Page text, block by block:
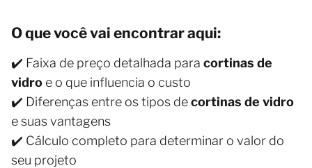
O que você vai encontrar aqui:
✔️ Faixa de preço detalhada para cortinas de
vidro e o que influencia o custo
✔️ Diferenças entre os tipos decortinas de vidro
e suas vantagens
✔️ Cálculo completo para determinar o valor do
seu projeto